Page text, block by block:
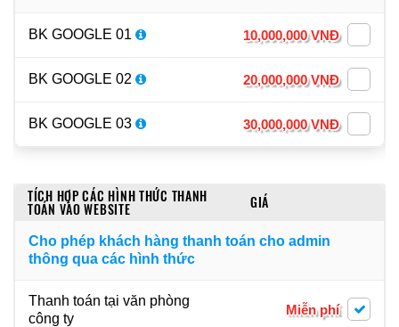
BK GOOGLE 01 10,000,000 VNĐ
BK GOOGLE 02 20,000,000 VNĐ
BK GOOGLE 03 30,000,000 VNĐ
TÍCH HỢP CÁC HÌNH THỨC THANH
TOÁN VÀO WEBSITE GIÁ
Cho phép khách hàng thanh toán cho admin
thông qua các hình thức
Thanh toán tại văn phòng
công ty
Miễn phí